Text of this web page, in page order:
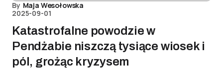
By Maja Wesołowska
2025-09-01
Katastrofalne powodzie w
Pendżabie niszczą tysiące wiosek i
pól, grożąc kryzysem